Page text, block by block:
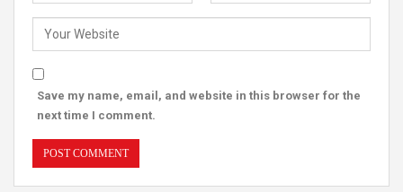
Save my name, email, and website in this browser for the
next time I comment.